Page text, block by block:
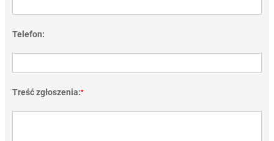
Telefon:
Treść zgłoszenia:*